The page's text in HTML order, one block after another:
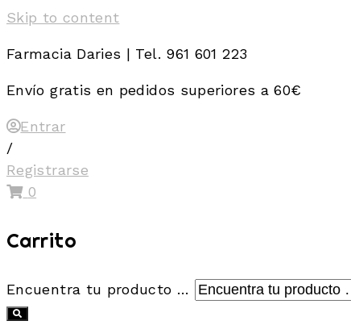
Skip to content
Farmacia Daries | Tel. 961 601 223
Envío gratis en pedidos superiores a 60€
Entrar
/
Registrarse
0
Carrito
Encuentra tu producto …